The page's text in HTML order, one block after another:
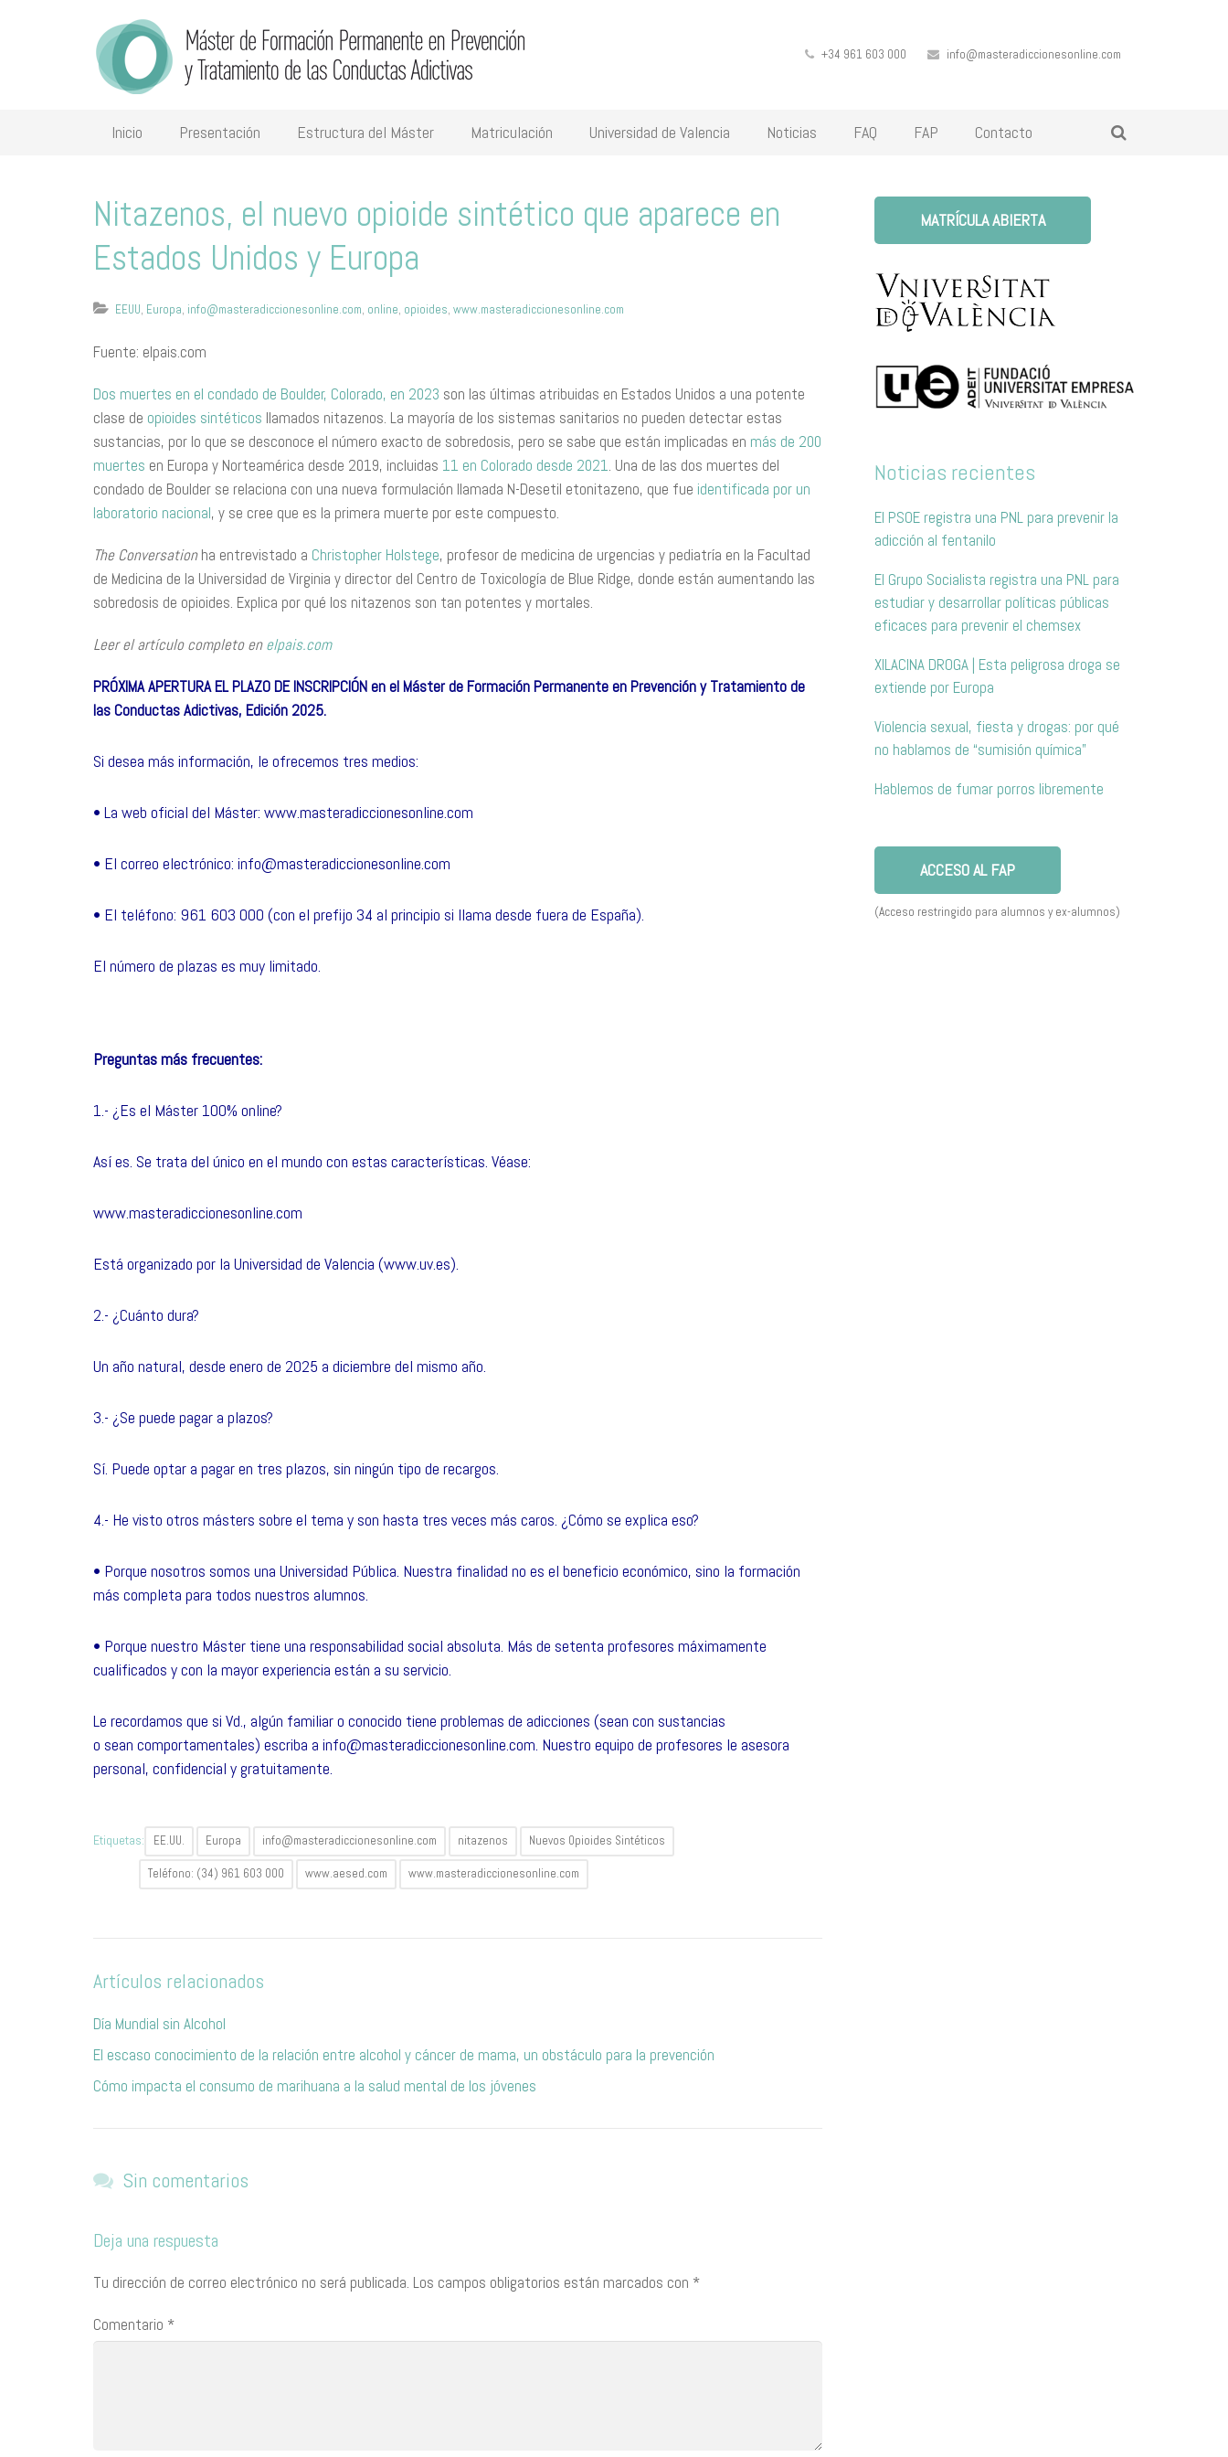
+34 961 603 000 info@masteradiccionesonline.com
Inicio Presentación Estructura del Máster Matriculación Universidad de Valencia Noticias FAQ FAP Contacto
Nitazenos, el nuevo opioide sintético que aparece en
Estados Unidos y Europa
EEUU, Europa, info@masteradiccionesonline.com, online, opioides, www.masteradiccionesonline.com
Fuente: elpais.com
Dos muertes en el condado de Boulder, Colorado, en 2023 son las últimas atribuidas en Estados Unidos a una potente
clase de opioides sintéticos llamados nitazenos. La mayoría de los sistemas sanitarios no pueden detectar estas
sustancias, por lo que se desconoce el número exacto de sobredosis, pero se sabe que están implicadas en más de 200
muertes en Europa y Norteamérica desde 2019, incluidas 11 en Colorado desde 2021. Una de las dos muertes del
condado de Boulder se relaciona con una nueva formulación llamada N-Desetil etonitazeno, que fue identificada por un
laboratorio nacional, y se cree que es la primera muerte por este compuesto.
The Conversationha entrevistado a Christopher Holstege, profesor de medicina de urgencias y pediatría en la Facultad
de Medicina de la Universidad de Virginia y director del Centro de Toxicología de Blue Ridge, donde están aumentando las
sobredosis de opioides. Explica por qué los nitazenos son tan potentes y mortales.
Leer el artículo completo enelpais.com
PRÓXIMA APERTURA EL PLAZO DE INSCRIPCIÓN en el Máster de Formación Permanente en Prevención y Tratamiento de
las Conductas Adictivas, Edición 2025.
Si desea más información, le ofrecemos tres medios:
• La web oficial del Máster: www.masteradiccionesonline.com
• El correo electrónico: info@masteradiccionesonline.com
• El teléfono: 961 603 000 (con el prefijo 34 al principio si llama desde fuera de España).
El número de plazas es muy limitado.
Preguntas más frecuentes:
1.- ¿Es el Máster 100% online?
Así es. Se trata del único en el mundo con estas características. Véase:
www.masteradiccionesonline.com
Está organizado por la Universidad de Valencia (www.uv.es).
2.- ¿Cuánto dura?
Un año natural, desde enero de 2025 a diciembre del mismo año.
3.- ¿Se puede pagar a plazos?
Sí. Puede optar a pagar en tres plazos, sin ningún tipo de recargos.
4.- He visto otros másters sobre el tema y son hasta tres veces más caros. ¿Cómo se explica eso?
• Porque nosotros somos una Universidad Pública. Nuestra finalidad no es el beneficio económico, sino la formación
más completa para todos nuestros alumnos.
• Porque nuestro Máster tiene una responsabilidad social absoluta. Más de setenta profesores máximamente
cualificados y con la mayor experiencia están a su servicio.
Le recordamos que si Vd., algún familiar o conocido tiene problemas de adicciones (sean con sustancias
o sean comportamentales) escriba a info@masteradiccionesonline.com. Nuestro equipo de profesores le asesora
personal, confidencial y gratuitamente.
Etiquetas: EE.UU. Europa info@masteradiccionesonline.com nitazenos Nuevos Opioides Sintéticos
Teléfono: (34) 961 603 000 www.aesed.com www.masteradiccionesonline.com
Artículos relacionados
Día Mundial sin Alcohol
El escaso conocimiento de la relación entre alcohol y cáncer de mama, un obstáculo para la prevención
Cómo impacta el consumo de marihuana a la salud mental de los jóvenes
Sin comentarios
Deja una respuesta
Tu dirección de correo electrónico no será publicada. Los campos obligatorios están marcados con *
Comentario *
MATRÍCULA ABIERTA
Noticias recientes
El PSOE registra una PNL para prevenir la
adicción al fentanilo
El Grupo Socialista registra una PNL para
estudiar y desarrollar políticas públicas
eficaces para prevenir el chemsex
XILACINA DROGA | Esta peligrosa droga se
extiende por Europa
Violencia sexual, fiesta y drogas: por qué
no hablamos de “sumisión química”
Hablemos de fumar porros libremente
ACCESO AL FAP
(Acceso restringido para alumnos y ex-alumnos)